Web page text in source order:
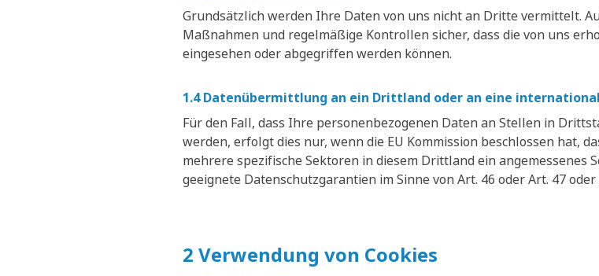
Grundsätzlich werden Ihre Daten von uns nicht an Dritte vermittelt.
Maßnahmen und regelmäßige Kontrollen sicher, dass die von uns
eingesehen oder abgegriffen werden können.
1.4 Datenübermittlung an ein Drittland oder an eine
Für den Fall, dass Ihre personenbezogenen Daten an Stellen in
werden, erfolgt dies nur, wenn die EU Kommission beschlossen hat,
mehrere spezifische Sektoren in diesem Drittland ein angemessenes
geeignete Datenschutzgarantien im Sinne von Art. 46 oder Art. 47 oder
2 Verwendung von Cookies